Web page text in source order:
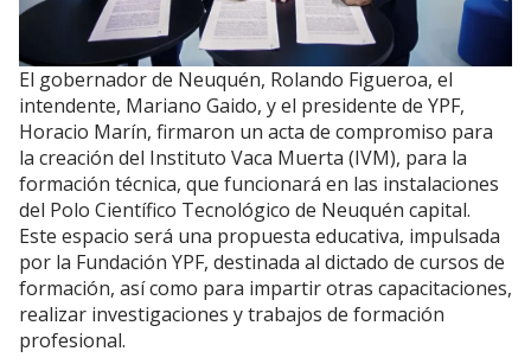
El gobernador de Neuquén, Rolando Figueroa, el
intendente, Mariano Gaido, y el presidente de YPF,
Horacio Marín, firmaron un acta de compromiso para
la creación del Instituto Vaca Muerta (IVM), para la
formación técnica, que funcionará en las instalaciones
del Polo Científico Tecnológico de Neuquén capital.
Este espacio será una propuesta educativa, impulsada
por la Fundación YPF, destinada al dictado de cursos de
formación, así como para impartir otras capacitaciones,
realizar investigaciones y trabajos de formación
profesional.